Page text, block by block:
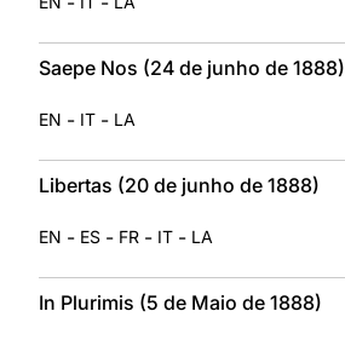
Saepe Nos (24 de junho de 1888)
EN - IT - LA
Libertas (20 de junho de 1888)
EN - ES - FR - IT - LA
In Plurimis (5 de Maio de 1888)